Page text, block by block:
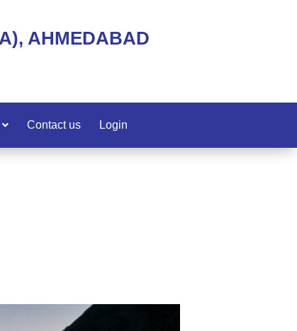
AHMEDABAD
Contact us Login